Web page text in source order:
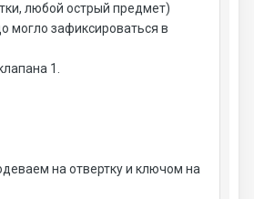
любой острый предмет)
могло зафиксироваться в
1.
на отвертку и ключом на